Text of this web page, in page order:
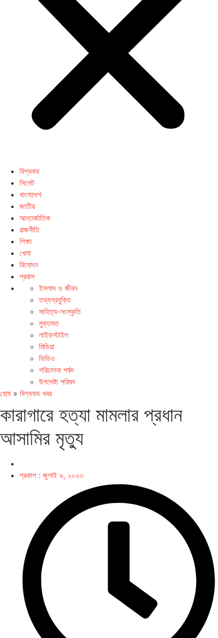
বিশ্বনাথ
সিলেট
বাংলাদেশ
জাতীয়
আন্তর্জাতিক
রাজনীতি
শিক্ষা
খেলা
বিনোদন
প্রবাস
ইসলাম ও জীবন
তথ্যপ্রযুক্তি
সাহিত্য-সংস্কৃতি
মুক্তমত
লাইফস্টাইল
মিডিয়া
ভিডিও
পরিচালনা পর্ষদ
উপদেষ্টা পরিষদ
হোম» বিশ্বনাথ খবর
কারাগারে হত্যা মামলার প্রধান
আসামির মৃত্যু
প্রকাশ : জুলাই ৯, ২০২৩